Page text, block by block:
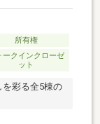
所有権
ークインクローゼ
ット
彩る全5棟の